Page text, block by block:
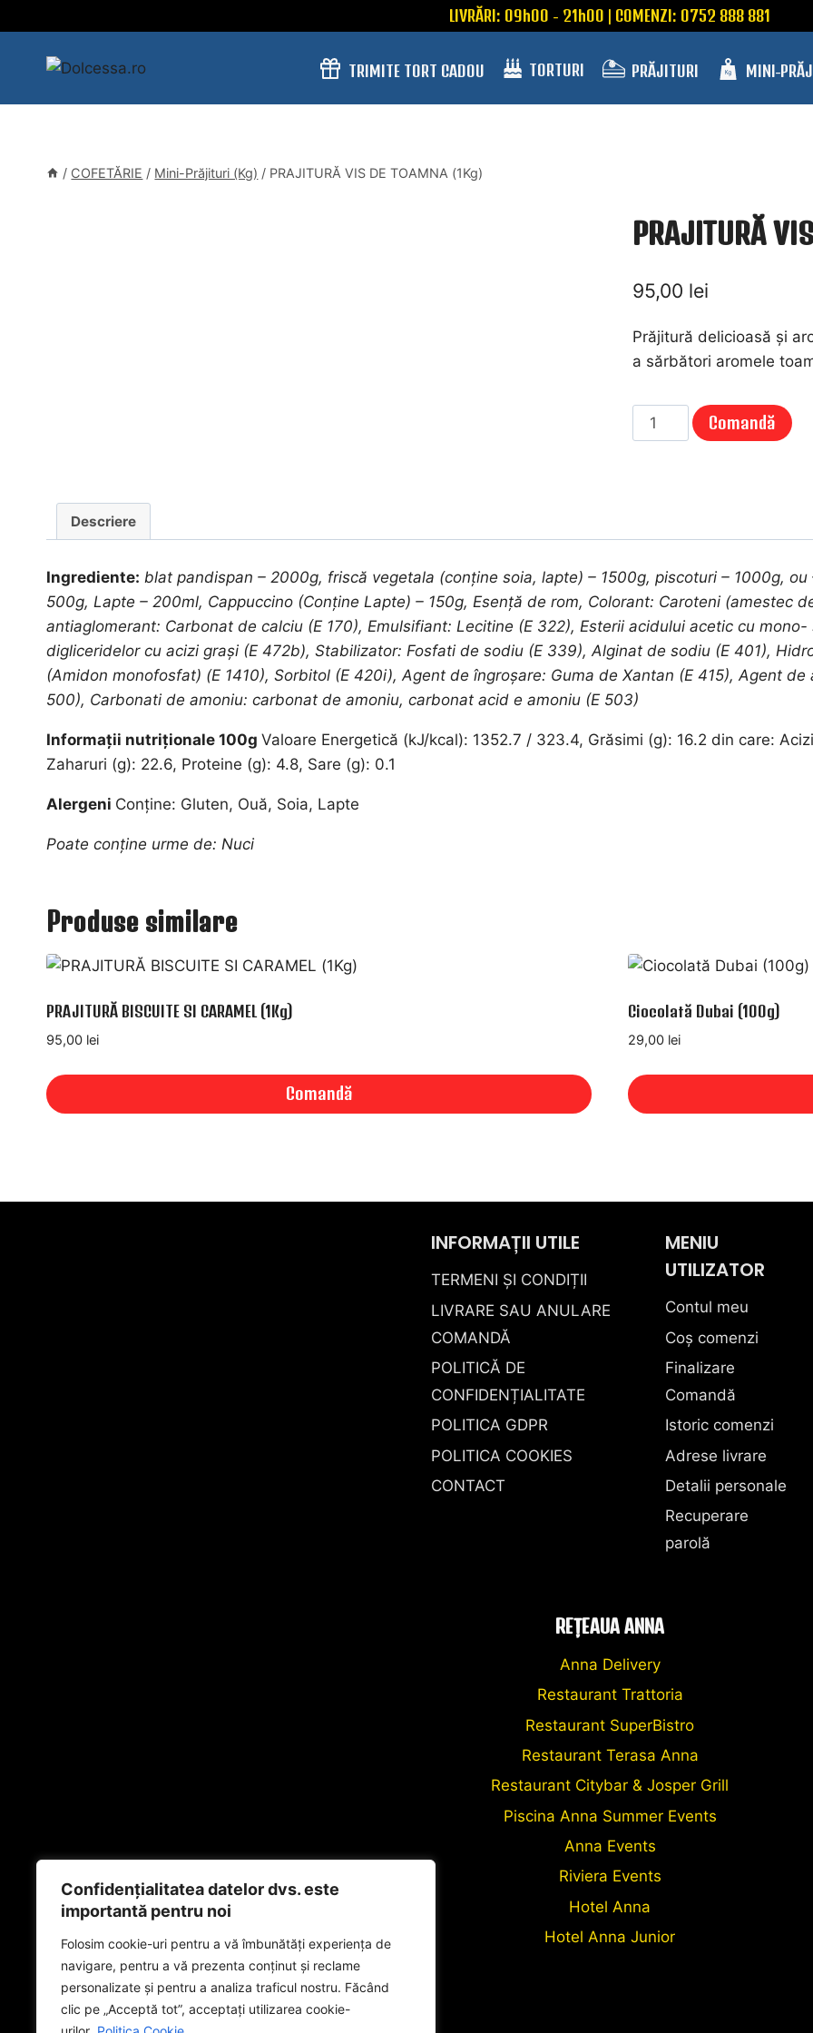
Confidențialitatea datelor dvs. este
importantă pentru noi
Folosim cookie-uri pentru a vă îmbunătăți experiența de
navigare, pentru a vă prezenta conținut și reclame
personalizate și pentru a analiza traficul nostru. Făcând
clic pe „Acceptă tot”, acceptați utilizarea cookie-
to
content
LIVRĂRI: 09h00 - 21h00 | COMENZI: 0752 888 881
TRIMITE TORT CADOU TORTURI PRĂJITURI MINI-
/ COFETĂRIE / Mini-Prăjituri (Kg) / PRAJITURĂ VIS DE TOAMNA (1Kg)
PRAJITURĂ
95,00 lei
Prăjitură delicioasă și
a sărbători aromele
Cantitate
PRAJITURĂ
(1Kg)
Comandă
Descriere
Ingrediente: blat pandispan – 2000g, friscă vegetala (conține soia, lapte) – 1500g, piscoturi – 1000g,
500g, Lapte – 200ml, Cappuccino (Conține Lapte) – 150g, Esență de rom, Colorant: Caroteni (amestec
antiaglomerant: Carbonat de calciu (E 170), Emulsifiant: Lecitine (E 322), Esterii acidului acetic cu
digliceridelor cu acizi graşi (E 472b), Stabilizator: Fosfati de sodiu (E 339), Alginat de sodiu (E 401),
(Amidon monofosfat) (E 1410), Sorbitol (E 420i), Agent de îngroșare: Guma de Xantan (E 415), Agent
500), Carbonati de amoniu: carbonat de amoniu, carbonat acid e amoniu (E 503)
Informații nutriționale 100g Valoare Energetică (kJ/kcal): 1352.7 / 323.4, Grăsimi (g): 16.2 din care:
Zaharuri (g): 22.6, Proteine (g): 4.8, Sare (g): 0.1
Alergeni Conține: Gluten, Ouă, Soia, Lapte
Poate conține urme de: Nuci
Produse similare
PRAJITURĂ BISCUITE SI CARAMEL (1Kg)
95,00 lei
Comandă
Ciocolată Dubai (100g)
29,00 lei
INFORMAȚII UTILE
TERMENI ȘI CONDIȚII
LIVRARE SAU ANULARE
COMANDĂ
POLITICĂ DE
CONFIDENȚIALITATE
POLITICA GDPR
POLITICA COOKIES
CONTACT
MENIU
UTILIZATOR
Contul meu
Coș comenzi
Finalizare
Comandă
Istoric comenzi
Adrese livrare
Detalii personale
Recuperare
parolă
REȚEAUA ANNA
Anna Delivery
Restaurant Trattoria
Restaurant SuperBistro
Restaurant Terasa Anna
Restaurant Citybar & Josper Grill
Piscina Anna Summer Events
Anna Events
Riviera Events
Hotel Anna
Hotel Anna Junior